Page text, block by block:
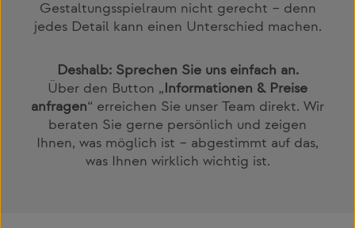
Gestaltungsspielraum nicht gerecht – denn
jedes Detail kann einen Unterschied machen.
Deshalb: Sprechen Sie uns einfach an.
Über den Button „Informationen & Preise
anfragen“ erreichen Sie unser Team direkt. Wir
beraten Sie gerne persönlich und zeigen
Ihnen, was möglich ist – abgestimmt auf das,
was Ihnen wirklich wichtig ist.